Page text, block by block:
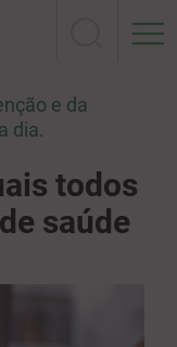
e da
dia.
todos
saúde